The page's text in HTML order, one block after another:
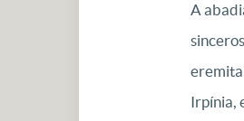
A
eremita
Irpínia,